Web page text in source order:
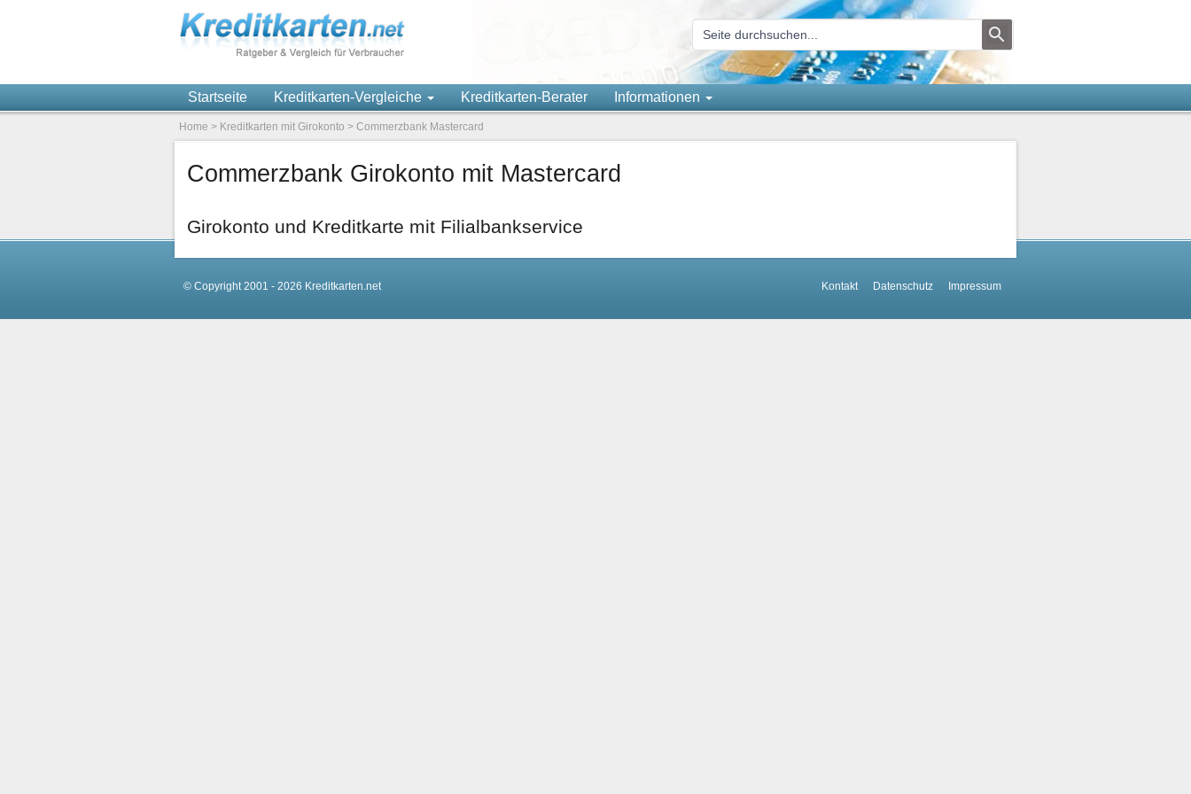
Startseite Kreditkarten-Vergleiche Kreditkarten-Berater Informationen
Home > Kreditkarten mit Girokonto > Commerzbank Mastercard
Commerzbank Girokonto mit Mastercard
Girokonto und Kreditkarte mit Filialbankservice
© Copyright 2001 - 2026 Kreditkarten.net Kontakt Datenschutz Impressum